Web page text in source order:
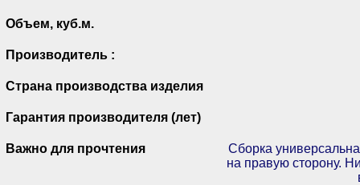
Объем, куб.м.
Производитель :
Страна производства изделия
Гарантия производителя (лет)
Важно для прочтения
Сборка
на правую сторону.